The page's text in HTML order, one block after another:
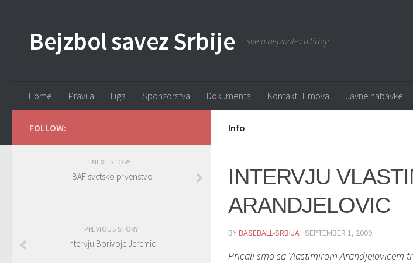
Bejzbol savez Srbije sve o bejzbol-u u Srbiji
Home Pravila Liga Sponzorstva Dokumenta Kontakti Timova Javne nabavke
Info
INTERVJU
ARANDJELOVIC
BYBASEBALL-SRBIJA · SEPTEMBER 1, 2009
Pricali smo sa Vlastimirom Arandjelovicem
FOLLOW:
NEXT STORY
IBAF svetsko prvenstvo
PREVIOUS STORY
Intervju Borivoje Jeremic